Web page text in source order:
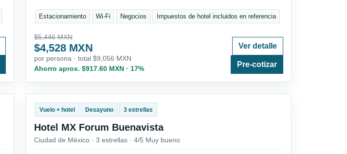
Estacionamiento Wi-Fi Negocios Impuestos de hotel incluidos en referencia
$5,446 MXN
$4,528 MXN
por persona · total $9,056 MXN
Ahorro aprox. $917.60 MXN · 17%
Ver detalle
Pre-cotizar
Vuelo + hotel Desayuno 3 estrellas
Hotel MX Forum Buenavista
Ciudad de México · 3 estrellas · 4/5 Muy bueno